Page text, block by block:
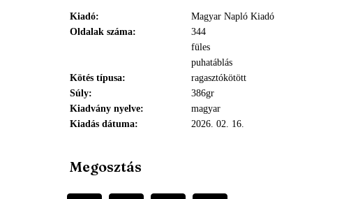
Kiadó
Magyar Napló Kiadó
Oldalak száma
344
Kötés típusa
füles
puhatáblás
ragasztókötött
Súly
386gr
Kiadvány nyelve
magyar
Kiadás dátuma
2026. 02. 16.
Megosztás